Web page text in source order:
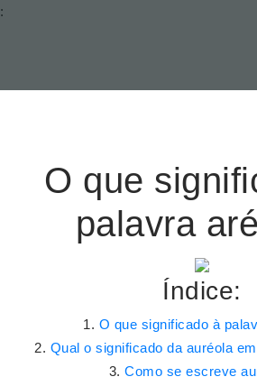
:
O que
palavra
Índice:
O que significado à
Qual o significado da auréola
Como se escreve